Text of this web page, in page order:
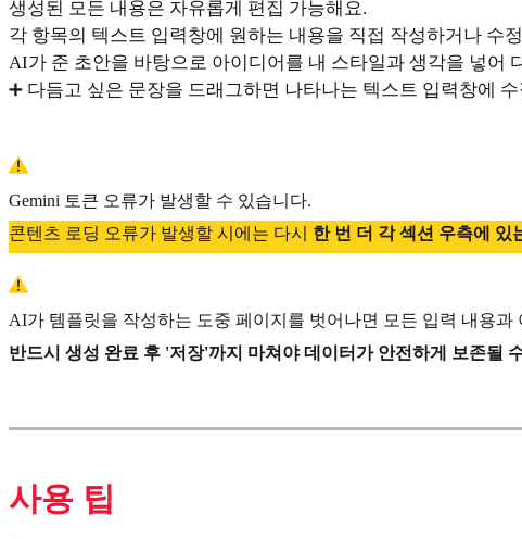
생성된 모든 내용은 자유롭게 편집 가능해요.
각 항목의 텍스트 입력창에 원하는 내용을 직접 작성하거나 수
AI가 준 초안을 바탕으로 아이디어를 내 스타일과 생각을 넣어
➕ 다듬고 싶은 문장을 드래그하면 나타나는 텍스트 입력창에
Gemini 토큰 오류가 발생할 수 있습니다.
콘텐츠 로딩 오류가 발생할 시에는 다시 한 번 더 각 섹션 우측에 있
AI가 템플릿을 작성하는 도중 페이지를 벗어나면 모든 입력 내용과
반드시 생성 완료 후 '저장'까지 마쳐야 데이터가 안전하게 보존될
사용 팁